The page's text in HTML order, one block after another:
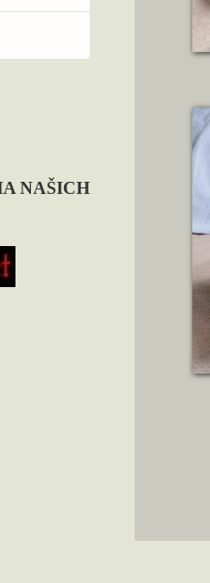
NAŠICH